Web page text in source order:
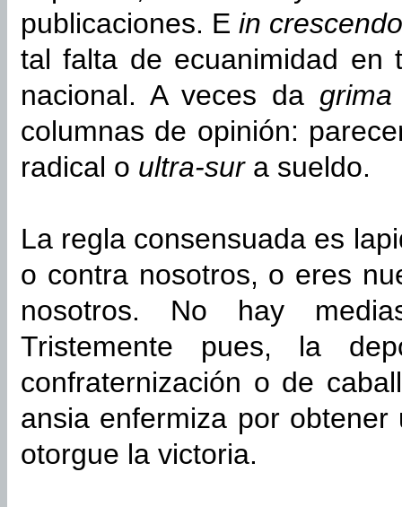
publicaciones. E in crescendo
tal falta de ecuanimidad en
nacional. A veces da
columnas de opinión:
radical o ultra-sura sueldo.
La regla consensuada es
o contra nosotros, o eres
nosotros. No hay
Tristemente pues, la
confraternización o de
ansia enfermiza por
otorgue la victoria.